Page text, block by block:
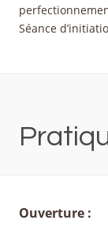
Séance
Ouverture :